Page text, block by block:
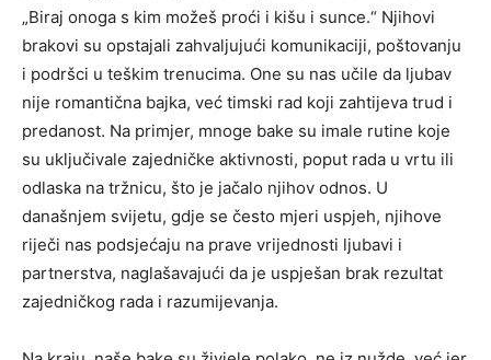
„Biraj onoga s kim možeš proći i kišu i sunce.“ Njihovi
brakovi su opstajali zahvaljujući komunikaciji, poštovanju
i podršci u teškim trenucima. One su nas učile da ljubav
nije romantična bajka, već timski rad koji zahtijeva trud i
predanost. Na primjer, mnoge bake su imale rutine koje
su uključivale zajedničke aktivnosti, poput rada u vrtu ili
odlaska na tržnicu, što je jačalo njihov odnos. U
današnjem svijetu, gdje se često mjeri uspjeh, njihove
riječi nas podsjećaju na prave vrijednosti ljubavi i
partnerstva, naglašavajući da je uspješan brak rezultat
zajedničkog rada i razumijevanja.